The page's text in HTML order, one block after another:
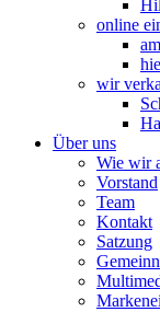
online
wir
Über uns
Wie wir
Vorstand
Team
Kontakt
Satzung